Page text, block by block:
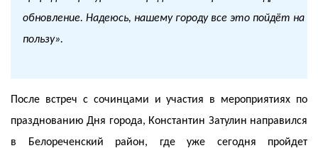
обновление. Надеюсь, нашему городу все это пойдёт на
пользу».
После встреч с сочинцами и участия в мероприятиях по
празднованию Дня города, Константин Затулин направился
в Белореченский район, где уже сегодня пройдет